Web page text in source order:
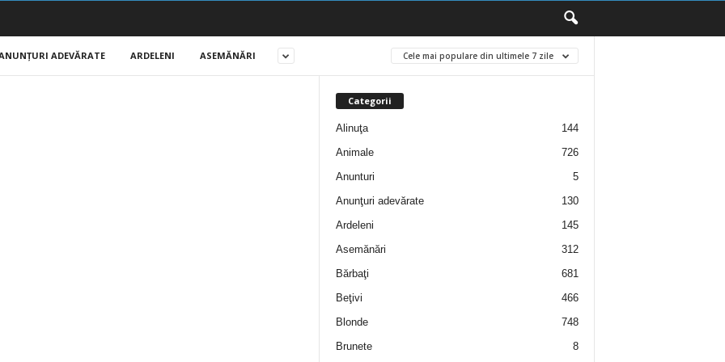
ADEVĂRATE ARDELENI ASEMĂNĂRI Cele mai populare din ultimele 7 zile
Categorii
Alinuţa
144
Animale
726
Anunturi
5
Anunţuri adevărate
130
Ardeleni
145
Asemănări
312
Bărbaţi
681
Beţivi
466
Blonde
748
Brunete
8